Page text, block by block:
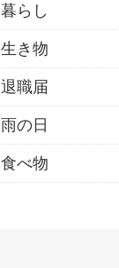
暮らし
生き物
退職届
雨の日
食べ物